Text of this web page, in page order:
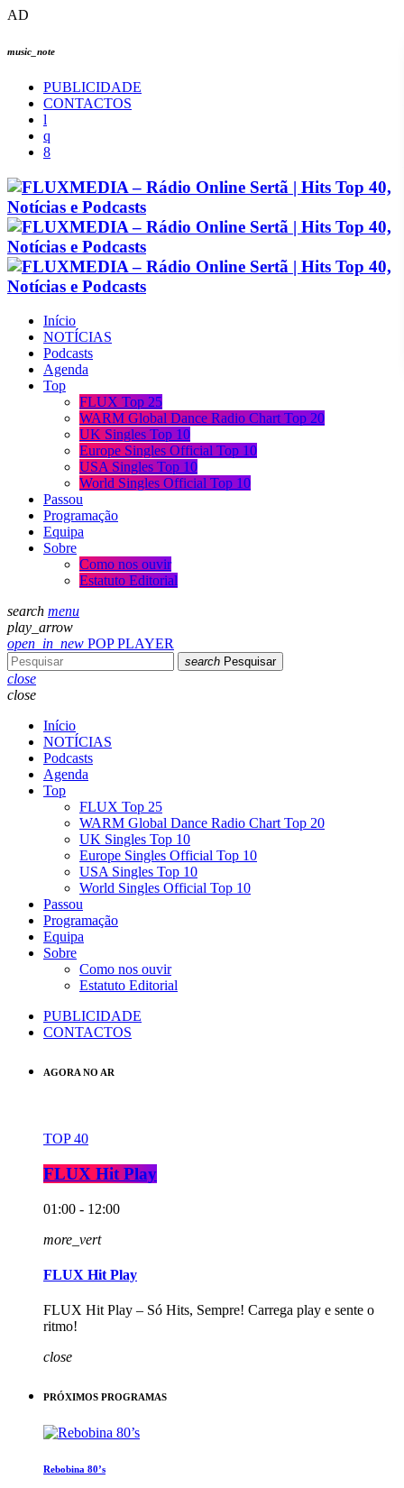
AD
music_note
PUBLICIDADE
CONTACTOS
Início
NOTÍCIAS
Podcasts
Agenda
Top
FLUX Top 25
WARM Global Dance Radio Chart Top 20
UK Singles Top 10
Europe Singles Official Top 10
USA Singles Top 10
World Singles Official Top 10
Passou
Programação
Equipa
Sobre
Como nos ouvir
Estatuto Editorial
search menu
play_arrow
open_in_new POP PLAYER
search Pesquisar
close
close
Início
NOTÍCIAS
Podcasts
Agenda
Top
FLUX Top 25
WARM Global Dance Radio Chart Top 20
UK Singles Top 10
Europe Singles Official Top 10
USA Singles Top 10
World Singles Official Top 10
Passou
Programação
Equipa
Sobre
Como nos ouvir
Estatuto Editorial
PUBLICIDADE
CONTACTOS
AGORA NO AR
TOP 40
FLUX Hit Play
01:00 - 12:00
more_vert
FLUX Hit Play
FLUX Hit Play – Só Hits, Sempre! Carrega play e sente o
ritmo!
close
PRÓXIMOS PROGRAMAS
Rebobina 80’s